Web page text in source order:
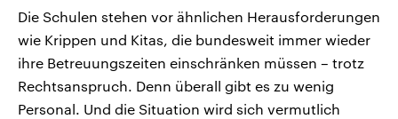
Die Schulen stehen vor ähnlichen Herausforderungen
wie Krippen und Kitas, die bundesweit immer wieder
ihre Betreuungszeiten einschränken müssen – trotz
Rechtsanspruch. Denn überall gibt es zu wenig
Personal. Und die Situation wird sich vermutlich